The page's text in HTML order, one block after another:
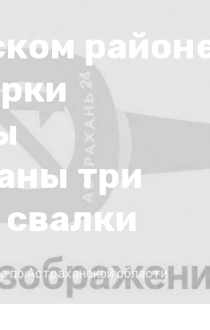
три
по Астраханской области